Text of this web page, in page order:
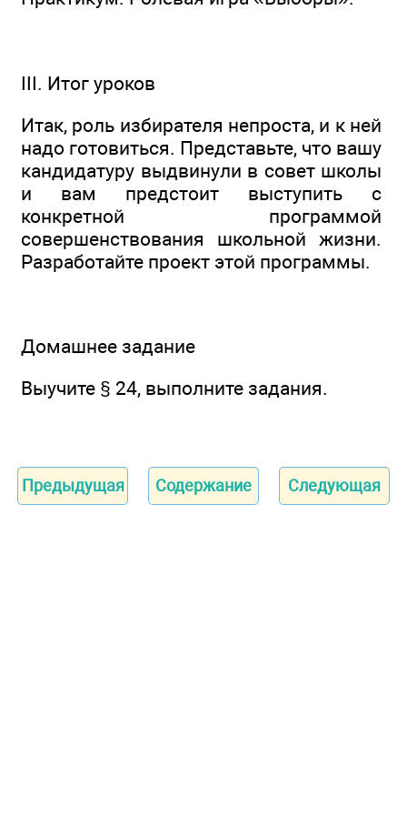
III. Итог уроков
Итак, роль избирателя непроста, и к ней
надо готовиться. Представьте, что вашу
кандидатуру выдвинули в совет школы
и вам предстоит выступить с
конкретной программой
совершенствования школьной жизни.
Разработайте проект этой программы.
Домашнее задание
Выучите § 24, выполните задания.
Предыдущая Содержание Следующая